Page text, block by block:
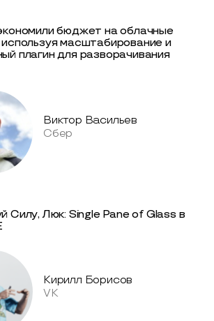
бюджет на облачные
масштабирование и
плагин для разворачивания
Виктор Васильев
Сбер
Силу, Люк: Single Pane of Glass в
Кирилл Борисов
VK